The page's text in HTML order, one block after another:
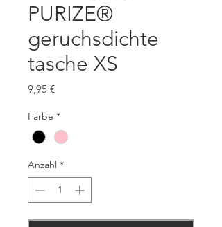
PURIZE®
geruchsdichte
tasche XS
9,95 €Preis
Farbe *
Anzahl *